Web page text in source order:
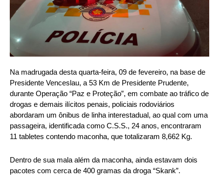
Na madrugada desta quarta-feira, 09 de fevereiro, na base de
Presidente Venceslau, a 53 Km de Presidente Prudente,
durante Operação “Paz e Proteção”, em combate ao tráfico de
drogas e demais ilícitos penais, policiais rodoviários
abordaram um ônibus de linha interestadual, ao qual com uma
passageira, identificada como C.S.S., 24 anos, encontraram
11 tabletes contendo maconha, que totalizaram 8,662 Kg.
Dentro de sua mala além da maconha, ainda estavam dois
pacotes com cerca de 400 gramas da droga “Skank”.